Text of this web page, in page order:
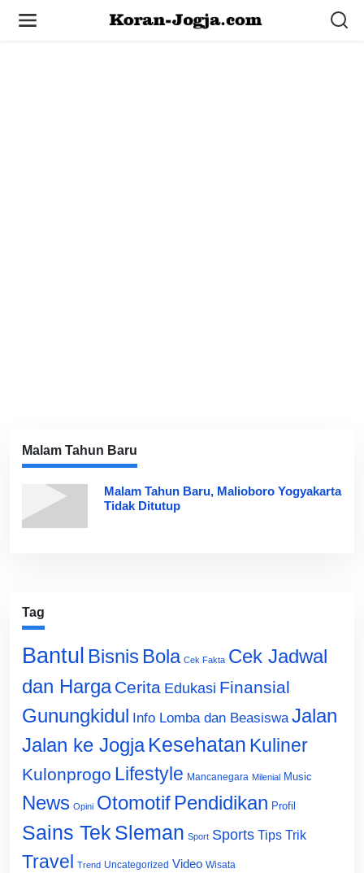
Malam Tahun Baru
Malam Tahun Baru, Malioboro Yogyakarta
Tidak Ditutup
Tag
Bantul Bisnis Bola Cek Fakta Cek Jadwal
dan Harga Cerita Edukasi Finansial
Gunungkidul Info Lomba dan Beasiswa Jalan
Jalan ke Jogja Kesehatan Kuliner
Kulonprogo Lifestyle Mancanegara Milenial Music
News Opini Otomotif Pendidikan Profil
Sains Tek Sleman Sport Sports Tips Trik
Travel Trend Uncategorized Video Wisata